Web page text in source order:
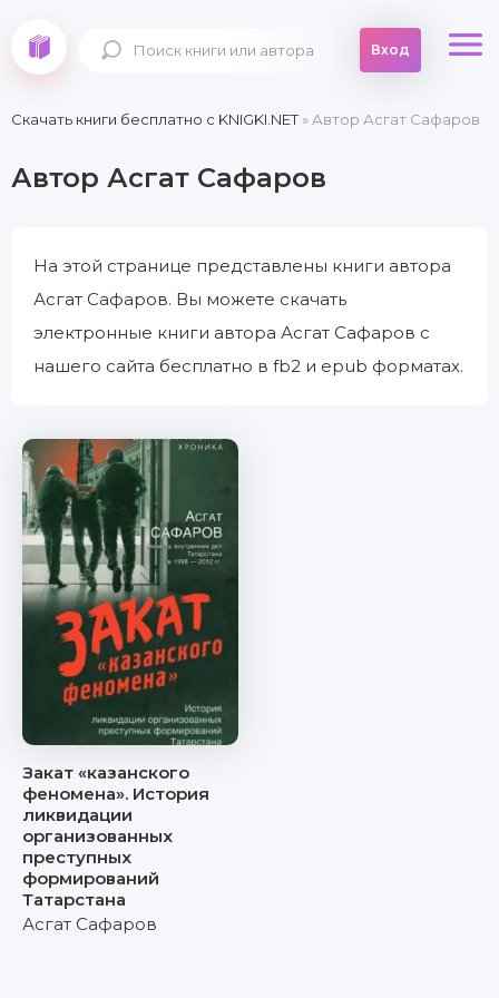
Вход
Скачать книги бесплатно c KNIGKI.NET» Автор Асгат Сафаров
Автор Асгат Сафаров
На этой странице представлены книги автора
Асгат Сафаров. Вы можете скачать
электронные книги автора Асгат Сафаров с
нашего сайта бесплатно в fb2 и epub форматах.
Закат «казанского
феномена». История
ликвидации
организованных
преступных
формирований
Татарстана
Асгат Сафаров